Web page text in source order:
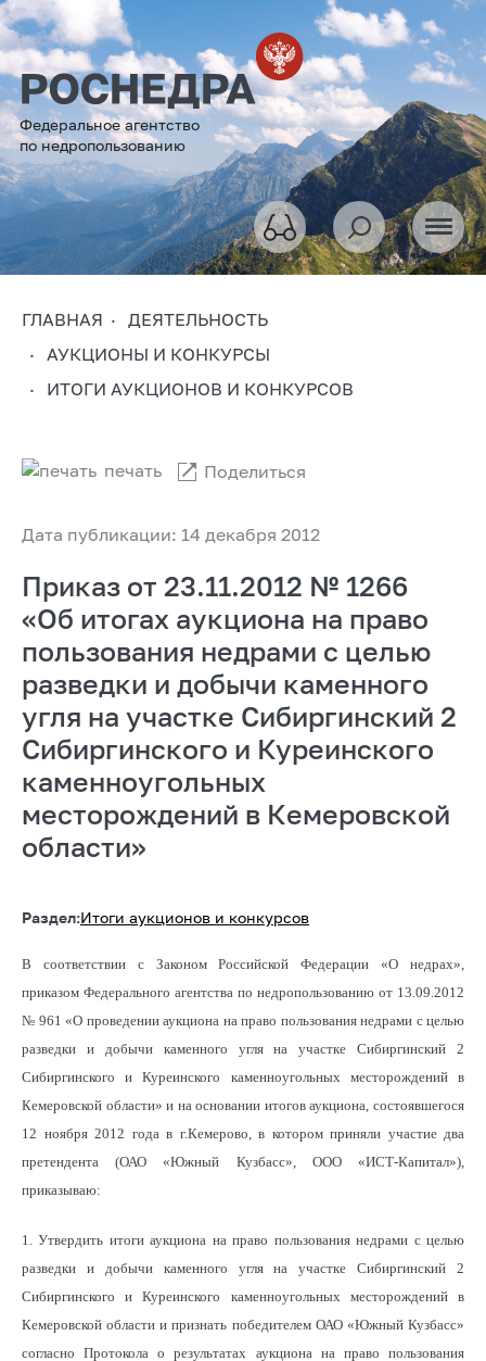
Федеральное агентство
по недропользованию
ГЛАВНАЯ
ДЕЯТЕЛЬНОСТЬ
АУКЦИОНЫ И КОНКУРСЫ
ИТОГИ АУКЦИОНОВ И КОНКУРСОВ
Дата публикации: 14 декабря 2012
печать Поделиться
Приказ от 23.11.2012 № 1266
«Об итогах аукциона на право
пользования недрами с целью
разведки и добычи каменного
угля на участке Сибиргинский 2
Сибиргинского и Куреинского
каменноугольных
месторождений в Кемеровской
области»
Раздел:Итоги аукционов и конкурсов
В соответствии с Законом Российской Федерации «О недрах»,
приказом Федерального агентства по недропользованию от 13.09.2012
№ 961 «О проведении аукциона на право пользования недрами с целью
разведки и добычи каменного угля на участке Сибиргинский 2
Сибиргинского и Куреинского каменноугольных месторождений в
Кемеровской области» и на основании итогов аукциона, состоявшегося
12 ноября 2012 года в г.Кемерово, в котором приняли участие два
претендента (ОАО «Южный Кузбасс», ООО «ИСТ-Капитал»),
приказываю:
1. Утвердить итоги аукциона на право пользования недрами с целью
разведки и добычи каменного угля на участке Сибиргинский 2
Сибиргинского и Куреинского каменноугольных месторождений в
Кемеровской области и признать победителем ОАО «Южный Кузбасс»
согласно Протокола о результатах аукциона на право пользования